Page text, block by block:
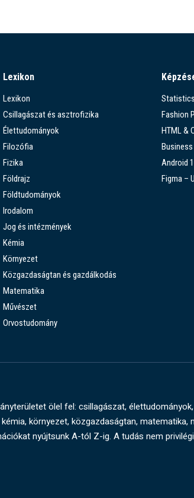
Lexikon
Lexikon
Csillagászat és asztrofizika
Élettudományok
Filozófia
Fizika
Földrajz
Földtudományok
Irodalom
Jog és intézmények
Kémia
Környezet
Közgazdaságtan és gazdálkodás
Matematika
Művészet
Orvostudomány
Fashion
HTML &
Android
Figma –
ölel fel: csillagászat,
környezet, közgazdaságtan,
nyújtsunk A-tól Z-ig. A tudás nem